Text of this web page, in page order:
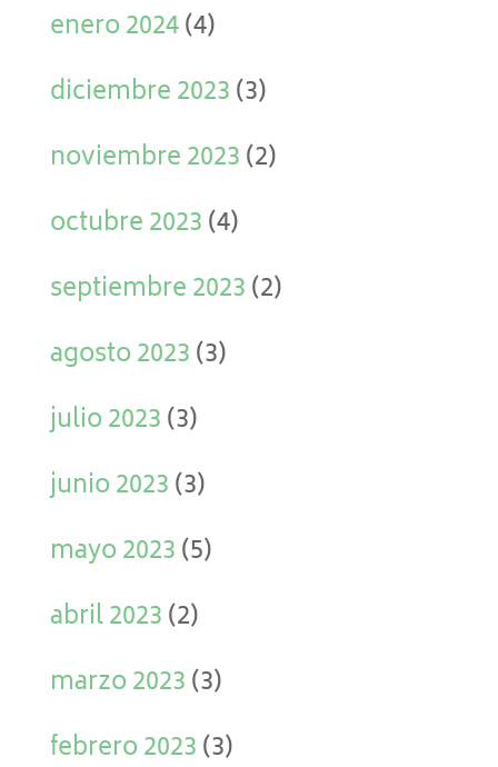
enero 2024(4)
diciembre 2023(3)
noviembre 2023(2)
octubre 2023(4)
septiembre 2023(2)
agosto 2023(3)
julio 2023(3)
junio 2023(3)
mayo 2023(5)
abril 2023(2)
marzo 2023(3)
febrero 2023(3)